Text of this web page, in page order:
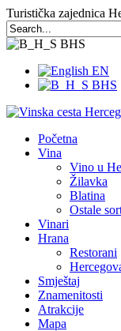
Turistička zajednica
BHS
EN
BHS
Početna
Vina
Vino u
Žilavka
Blatina
Ostale
Vinari
Hrana
Restorani
Smještaj
Znamenitosti
Atrakcije
Mapa